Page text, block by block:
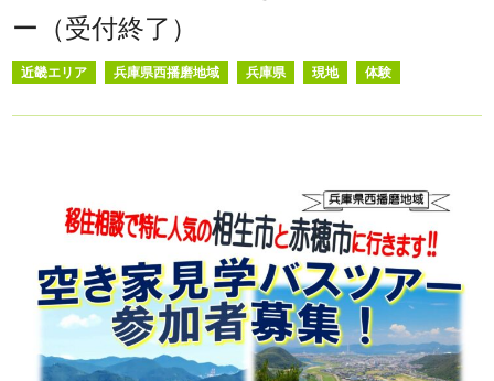
ー（受付終了）
近畿エリア 兵庫県西播磨地域 兵庫県 現地 体験